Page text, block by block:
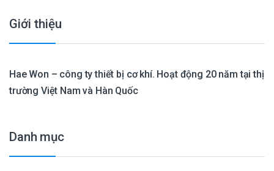
Giới thiệu
Hae Won – công ty thiết bị cơ khí. Hoạt động 20 năm tại thị
trường Việt Nam và Hàn Quốc
Danh mục